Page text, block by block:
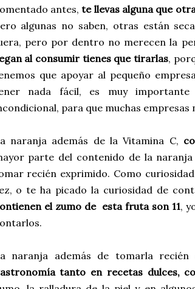
antes,te llevas alguna que
algunas no saben, otras están
pero por dentro no merecen la
al consumir tienes que tirarlas,
que apoyar al pequeño
nada fácil, es muy importante
para que muchas empresas
naranja además de la Vitamina C,
parte del contenido de la
recién exprimido. Como
o te ha picado la curiosidad de
el zumo de esta fruta son 11,
naranja además de tomarla recién
tanto en recetas dulces,